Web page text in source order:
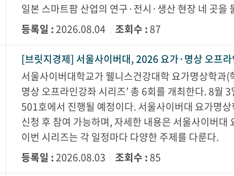
일본 스마트팜 산업의 연구·전시·생산 현장 네 곳을
등록일 :2026.08.04 조회수 : 87
[브릿지경제] 서울사이버대, 2026 요가·명상 오프
서울사이버대학교가 웰니스건강대학 요가명상학과
명상 오프라인강좌 시리즈’ 총 6회를 개최한다. 8월
501호에서 진행될 예정이다. 서울사이버대 요가명
신청 후 참여 가능하며, 자세한 내용은 서울사이버
이번 시리즈는 각 일정마다 다양한 주제를 다룬다.
등록일 :2026.08.03 조회수 : 85